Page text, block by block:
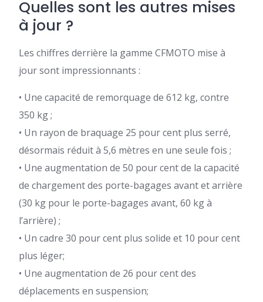
Quelles sont les autres mises
à jour ?
Les chiffres derrière la gamme CFMOTO mise à
jour sont impressionnants :
• Une capacité de remorquage de 612 kg, contre
350 kg ;
• Un rayon de braquage 25 pour cent plus serré,
désormais réduit à 5,6 mètres en une seule fois ;
• Une augmentation de 50 pour cent de la capacité
de chargement des porte-bagages avant et arrière
(30 kg pour le porte-bagages avant, 60 kg à
l’arrière) ;
• Un cadre 30 pour cent plus solide et 10 pour cent
plus léger;
• Une augmentation de 26 pour cent des
déplacements en suspension;